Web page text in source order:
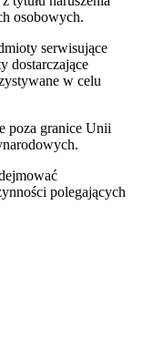
osobowych.
serwisujące
dostarczające
w celu
poza granice Unii
polegających